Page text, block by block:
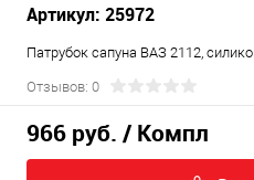
Артикул: 25972
Патрубок сапуна ВАЗ 2112,
Отзывов: 0
966 руб. / Компл